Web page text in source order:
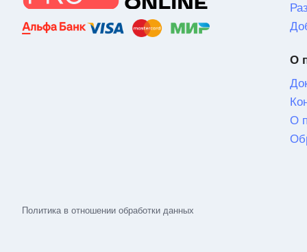
Политика в отношении обработки данных
О
О